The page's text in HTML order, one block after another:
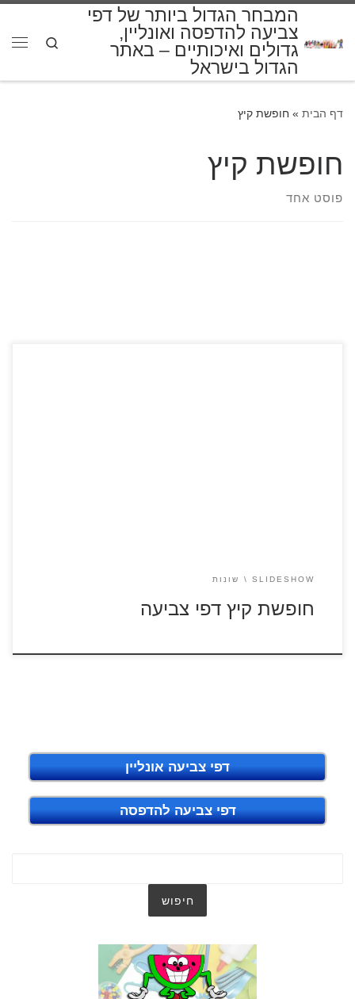
המבחר הגדול ביותר של דפי
צביעה להדפסה ואונליין,
גדולים ואיכותיים – באתר
הגדול בישראל
Search
דף הבית » חופשת קיץ
חופשת קיץ
פוסט אחד
SLIDESHOW שונות
חופשת קיץ דפי צביעה
דפי צביעה אונליין
דפי צביעה להדפסה